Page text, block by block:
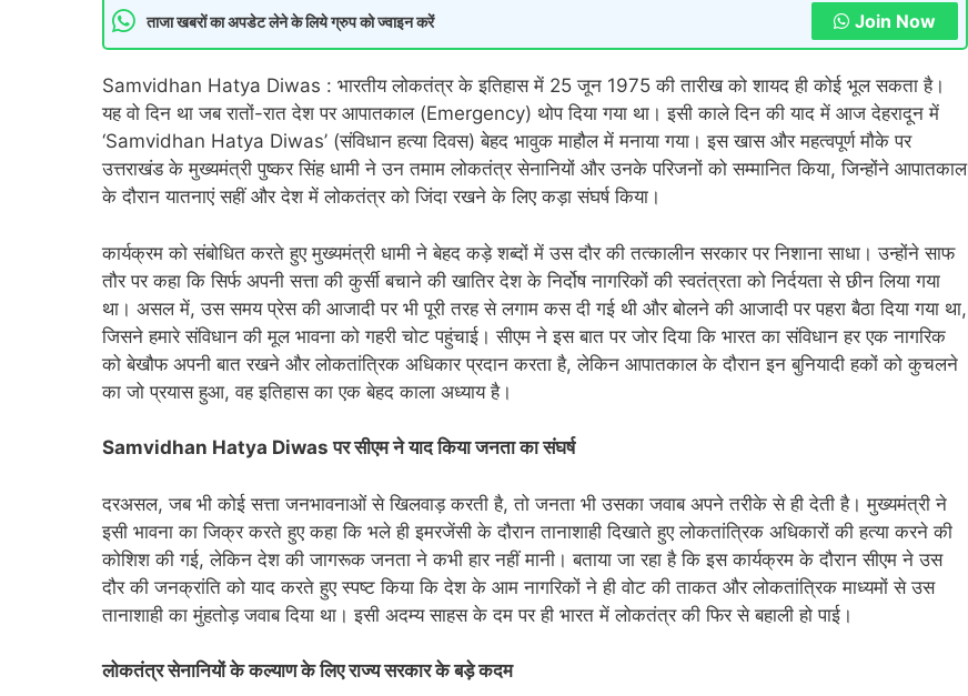
ताजा खबरों का अपडेट लेने के लिये ग्रुप को ज्वाइन करें Join Now
Samvidhan Hatya Diwas : भारतीय लोकतंत्र के इतिहास में 25 जून 1975 की तारीख को शायद ही कोई भूल सकता है।
यह वो दिन था जब रातों-रात देश पर आपातकाल (Emergency) थोप दिया गया था। इसी काले दिन की याद में आज देहरादून में
‘Samvidhan Hatya Diwas’ (संविधान हत्या दिवस) बेहद भावुक माहौल में मनाया गया। इस खास और महत्वपूर्ण मौके पर
उत्तराखंड के मुख्यमंत्री पुष्कर सिंह धामी ने उन तमाम लोकतंत्र सेनानियों और उनके परिजनों को सम्मानित किया, जिन्होंने आपातकाल
के दौरान यातनाएं सहीं और देश में लोकतंत्र को जिंदा रखने के लिए कड़ा संघर्ष किया।
कार्यक्रम को संबोधित करते हुए मुख्यमंत्री धामी ने बेहद कड़े शब्दों में उस दौर की तत्कालीन सरकार पर निशाना साधा। उन्होंने साफ
तौर पर कहा कि सिर्फ अपनी सत्ता की कुर्सी बचाने की खातिर देश के निर्दोष नागरिकों की स्वतंत्रता को निर्दयता से छीन लिया गया
था। असल में, उस समय प्रेस की आजादी पर भी पूरी तरह से लगाम कस दी गई थी और बोलने की आजादी पर पहरा बैठा दिया गया था,
जिसने हमारे संविधान की मूल भावना को गहरी चोट पहुंचाई। सीएम ने इस बात पर जोर दिया कि भारत का संविधान हर एक नागरिक
को बेखौफ अपनी बात रखने और लोकतांत्रिक अधिकार प्रदान करता है, लेकिन आपातकाल के दौरान इन बुनियादी हकों को कुचलने
का जो प्रयास हुआ, वह इतिहास का एक बेहद काला अध्याय है।
Samvidhan Hatya Diwas पर सीएम ने याद किया जनता का संघर्ष
दरअसल, जब भी कोई सत्ता जनभावनाओं से खिलवाड़ करती है, तो जनता भी उसका जवाब अपने तरीके से ही देती है। मुख्यमंत्री ने
इसी भावना का जिक्र करते हुए कहा कि भले ही इमरजेंसी के दौरान तानाशाही दिखाते हुए लोकतांत्रिक अधिकारों की हत्या करने की
कोशिश की गई, लेकिन देश की जागरूक जनता ने कभी हार नहीं मानी। बताया जा रहा है कि इस कार्यक्रम के दौरान सीएम ने उस
दौर की जनक्रांति को याद करते हुए स्पष्ट किया कि देश के आम नागरिकों ने ही वोट की ताकत और लोकतांत्रिक माध्यमों से उस
तानाशाही का मुंहतोड़ जवाब दिया था। इसी अदम्य साहस के दम पर ही भारत में लोकतंत्र की फिर से बहाली हो पाई।
लोकतंत्र सेनानियों के कल्याण के लिए राज्य सरकार के बड़े कदम